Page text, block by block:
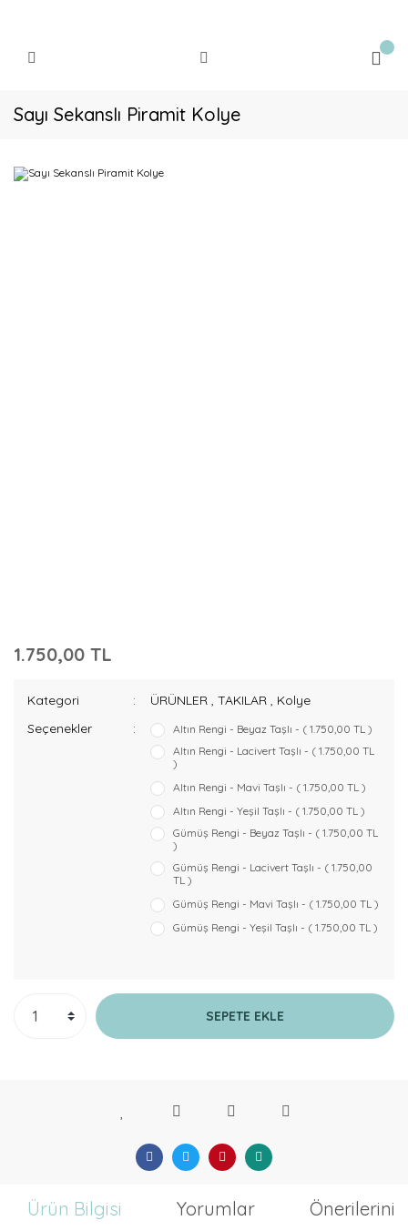
Sayı Sekanslı Piramit Kolye
1.750,00 TL
Kategori ÜRÜNLER ,TAKILAR , Kolye
Seçenekler
Altın Rengi - Beyaz Taşlı - ( 1.750,00 TL )
Altın Rengi - Lacivert Taşlı - ( 1.750,00 TL
)
Altın Rengi - Mavi Taşlı - ( 1.750,00 TL )
Altın Rengi - Yeşil Taşlı - ( 1.750,00 TL )
Gümüş Rengi - Beyaz Taşlı - ( 1.750,00 TL
)
Gümüş Rengi - Lacivert Taşlı - ( 1.750,00
TL )
Gümüş Rengi - Mavi Taşlı - ( 1.750,00 TL )
Gümüş Rengi - Yeşil Taşlı - ( 1.750,00 TL )
SEPETE EKLE
Ürün Bilgisi Yorumlar Önerileriniz